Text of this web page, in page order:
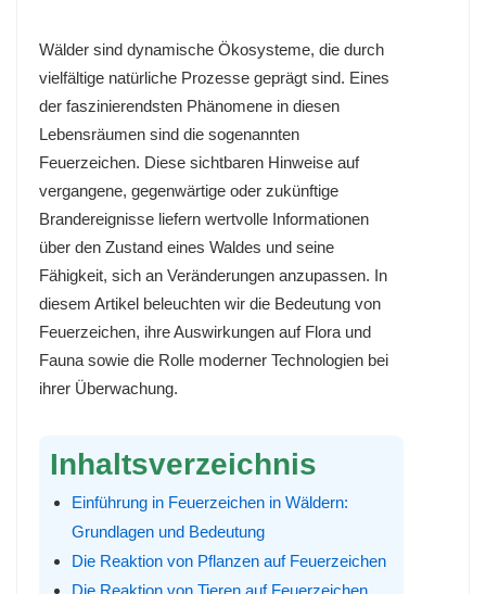
Wälder sind dynamische Ökosysteme, die durch
vielfältige natürliche Prozesse geprägt sind. Eines
der faszinierendsten Phänomene in diesen
Lebensräumen sind die sogenannten
Feuerzeichen. Diese sichtbaren Hinweise auf
vergangene, gegenwärtige oder zukünftige
Brandereignisse liefern wertvolle Informationen
über den Zustand eines Waldes und seine
Fähigkeit, sich an Veränderungen anzupassen. In
diesem Artikel beleuchten wir die Bedeutung von
Feuerzeichen, ihre Auswirkungen auf Flora und
Fauna sowie die Rolle moderner Technologien bei
ihrer Überwachung.
Inhaltsverzeichnis
Einführung in Feuerzeichen in Wäldern:
Grundlagen und Bedeutung
Die Reaktion von Pflanzen auf Feuerzeichen